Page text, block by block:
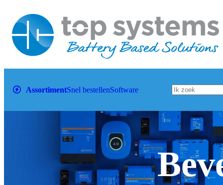
AssortimentSnel bestellenSoftware